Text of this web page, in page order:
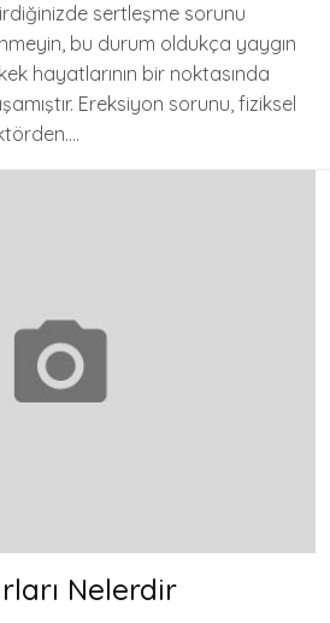
sertleşme sorunu
bu durum oldukça yaygın
hayatlarının bir noktasında
Ereksiyon sorunu, fiziksel
Nelerdir